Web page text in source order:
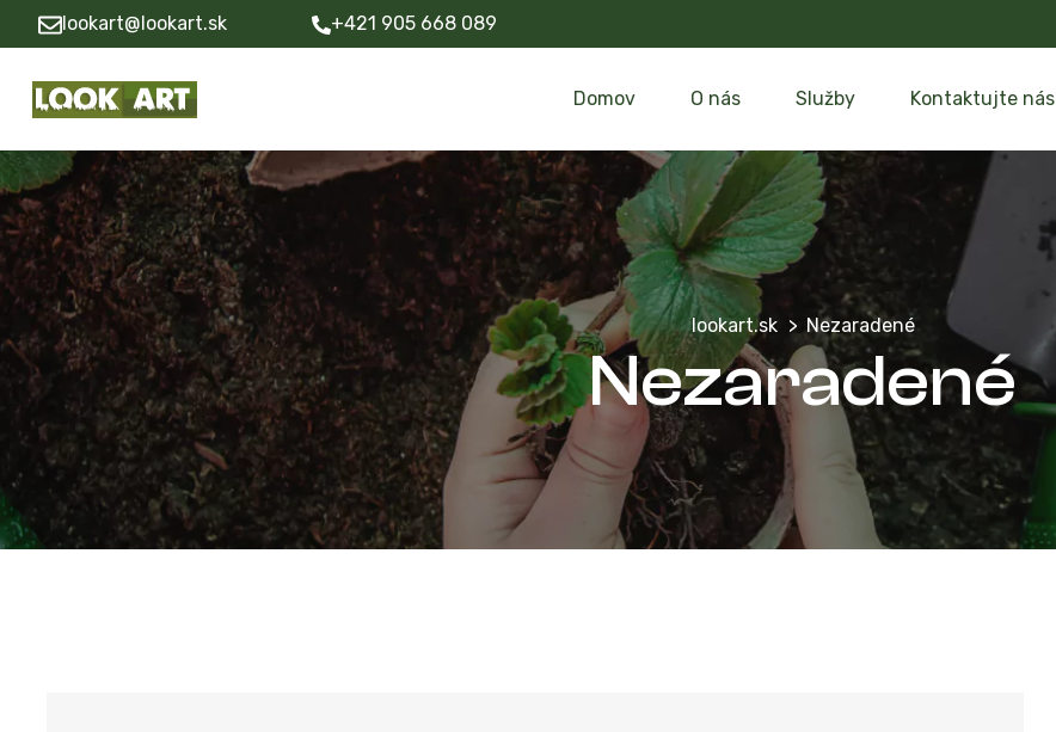
lookart@lookart.sk +421 905 668 089
Domov O nás Služby Kontaktujte nás
lookart.sk Nezaradené
Nezaradené